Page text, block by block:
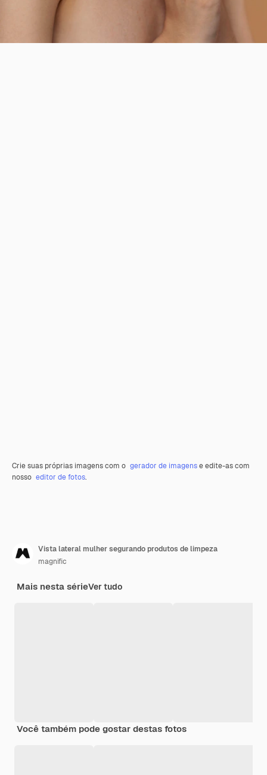
Crie suas próprias imagens com o gerador de imagense edite-as com
nosso editor de fotos.
Vista lateral mulher segurando produtos de limpeza
magnific
Mais nesta sérieVer tudo
Você também pode gostar destas fotos